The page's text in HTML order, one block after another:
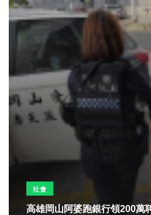
社會
高雄岡山阿婆跑銀行領200萬